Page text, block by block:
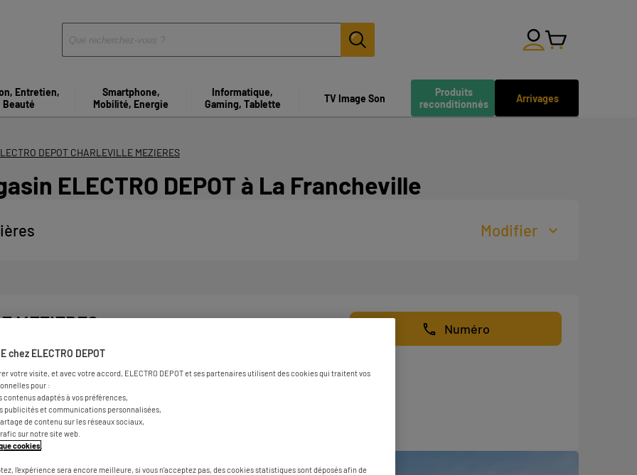
Arrivages
Produits
reconditionnés
Entretien,
Beauté
Smartphone,
Mobilité, Energie
Informatique,
Gaming, Tablette
TV Image Son
DEPOT CHARLEVILLE MEZIERES
ELECTRO DEPOT à La Francheville
Modifier
MEZIERES Numéro
chez ELECTRO DEPOT
votre visite, et avec votre accord, ELECTRO DEPOT et ses partenaires utilisent des cookies qui traitent vos
pour :
contenus adaptés à vos préférences,
publicités et communications personnalisées,
de contenu sur les réseaux sociaux,
sur notre site web.
cookies
l'expérience sera encore meilleure, si vous n'acceptez pas, des cookies statistiques sont déposés afin de